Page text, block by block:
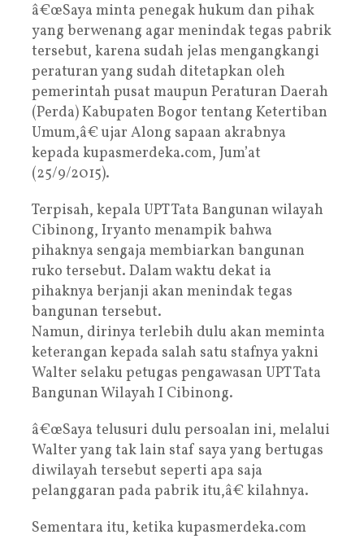
â€œSaya minta penegak hukum dan pihak
yang berwenang agar menindak tegas pabrik
tersebut, karena sudah jelas mengangkangi
peraturan yang sudah ditetapkan oleh
pemerintah pusat maupun Peraturan Daerah
(Perda) Kabupaten Bogor tentang Ketertiban
Umum,â€ ujar Along sapaan akrabnya
kepada kupasmerdeka.com, Jum’at
(25/9/2015).
Terpisah, kepala UPT Tata Bangunan wilayah
Cibinong, Iryanto menampik bahwa
pihaknya sengaja membiarkan bangunan
ruko tersebut. Dalam waktu dekat ia
pihaknya berjanji akan menindak tegas
bangunan tersebut.
Namun, dirinya terlebih dulu akan meminta
keterangan kepada salah satu stafnya yakni
Walter selaku petugas pengawasan UPT Tata
Bangunan Wilayah I Cibinong.
â€œSaya telusuri dulu persoalan ini, melalui
Walter yang tak lain staf saya yang bertugas
diwilayah tersebut seperti apa saja
pelanggaran pada pabrik itu,â€ kilahnya.
Sementara itu, ketika kupasmerdeka.com